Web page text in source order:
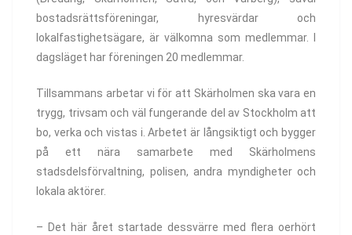
bostadsrättsföreningar, hyresvärdar och
lokalfastighetsägare, är välkomna som medlemmar. I
dagsläget har föreningen 20 medlemmar.
Tillsammans arbetar vi för att Skärholmen ska vara en
trygg, trivsam och väl fungerande del av Stockholm att
bo, verka och vistas i. Arbetet är långsiktigt och bygger
på ett nära samarbete med Skärholmens
stadsdelsförvaltning, polisen, andra myndigheter och
lokala aktörer.
– Det här året startade dessvärre med flera oerhört